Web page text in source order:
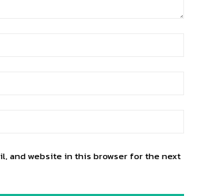
and website in this browser for the next